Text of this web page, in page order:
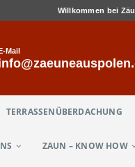
Willkommen bei
Mail
TERRASSENÜBERDACHUNG
ZAUN – KNOW HOW